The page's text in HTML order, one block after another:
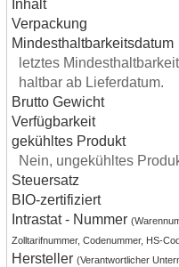
Inhalt
Verpackung
Mindesthaltbarkeitsdatum
letztes
haltbar ab Lieferdatum.
Brutto Gewicht
Verfügbarkeit
gekühltes Produkt
Nein, ungekühltes
Steuersatz
BIO-zertifiziert
Intrastat - Nummer
Zolltarifnummer, Codenummer, HS-
Hersteller (Verantwortlicher